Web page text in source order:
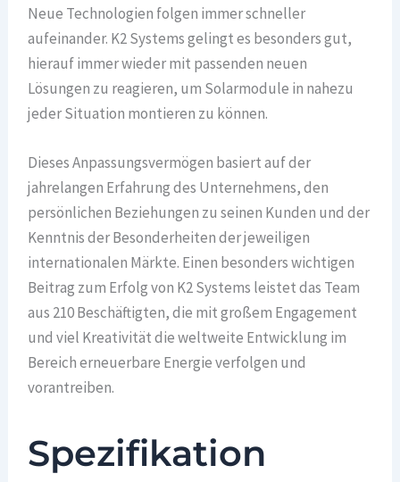
Neue Technologien folgen immer schneller
aufeinander. K2 Systems gelingt es besonders gut,
hierauf immer wieder mit passenden neuen
Lösungen zu reagieren, um Solarmodule in nahezu
jeder Situation montieren zu können.
Dieses Anpassungsvermögen basiert auf der
jahrelangen Erfahrung des Unternehmens, den
persönlichen Beziehungen zu seinen Kunden und der
Kenntnis der Besonderheiten der jeweiligen
internationalen Märkte. Einen besonders wichtigen
Beitrag zum Erfolg von K2 Systems leistet das Team
aus 210 Beschäftigten, die mit großem Engagement
und viel Kreativität die weltweite Entwicklung im
Bereich erneuerbare Energie verfolgen und
vorantreiben.
Spezifikation